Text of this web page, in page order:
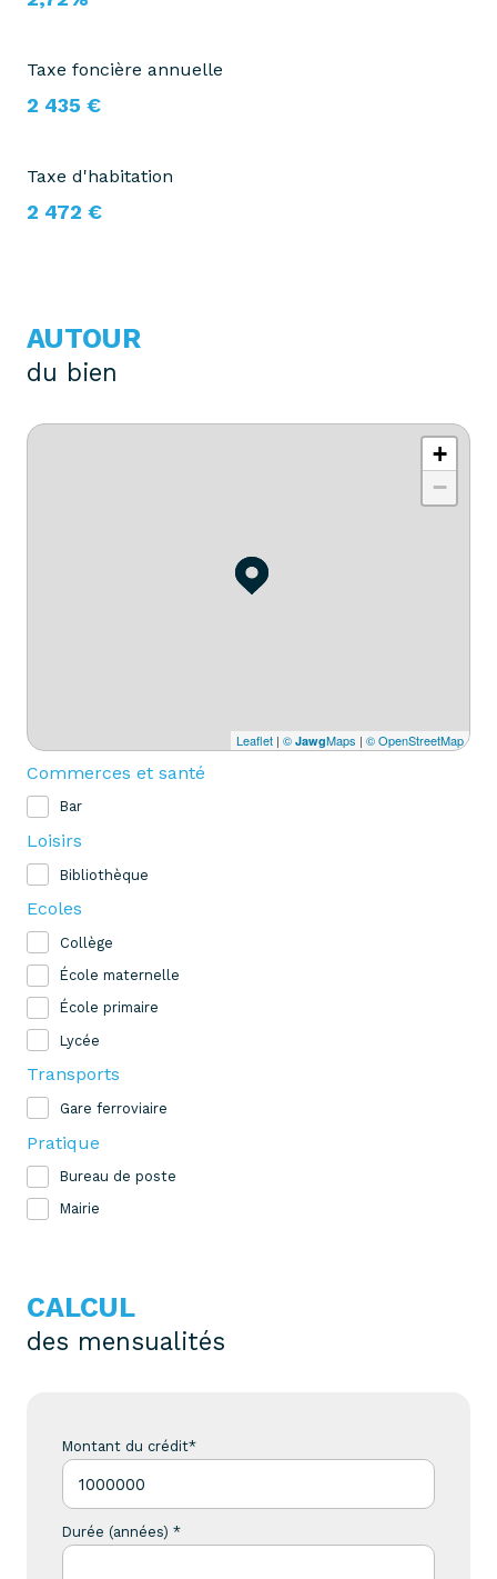
Taxe foncière annuelle
2 435 €
Taxe d'habitation
2 472 €
AUTOUR
du bien
+
−
Leaflet | © JawgMaps | © OpenStreetMap
Commerces et santé
Bar
Loisirs
Bibliothèque
Ecoles
Collège
École maternelle
École primaire
Lycée
Transports
Gare ferroviaire
Pratique
Bureau de poste
Mairie
CALCUL
des mensualités
Montant du crédit*
Durée (années) *